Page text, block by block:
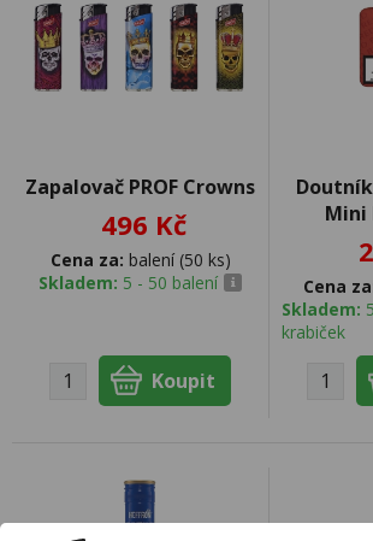
Zapalovač PROF Crowns
496 Kč
Cena za: balení (50 ks)
Skladem: 5 - 50 balení
Mini
Cena
Skladem:
krabiček